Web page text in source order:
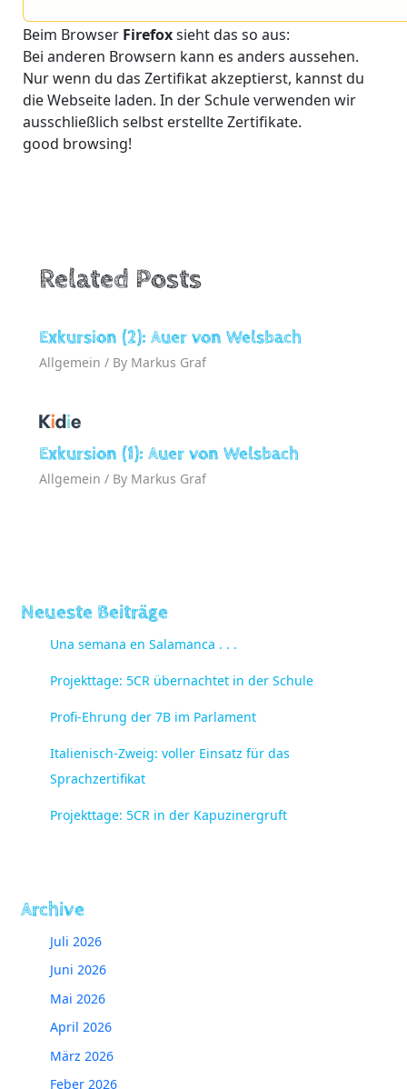
Beim Browser Firefoxsieht das so aus:
Bei anderen Browsern kann es anders aussehen.
Nur wenn du das Zertifikat akzeptierst, kannst du
die Webseite laden. In der Schule verwenden wir
ausschließlich selbst erstellte Zertifikate.
good browsing!
Related Posts
Exkursion (2): Auer von Welsbach
Allgemein / By Markus Graf
Exkursion (1): Auer von Welsbach
Allgemein / By Markus Graf
Neueste Beiträge
Una semana en Salamanca . . .
Projekttage: 5CR übernachtet in der Schule
Profi-Ehrung der 7B im Parlament
Italienisch-Zweig: voller Einsatz für das
Sprachzertifikat
Projekttage: 5CR in der Kapuzinergruft
Archive
Juli 2026
Juni 2026
Mai 2026
April 2026
März 2026
Feber 2026